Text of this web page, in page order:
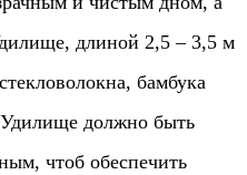
длиной 2,5 – 3,5 м
бамбука
должно быть
чтоб обеспечить